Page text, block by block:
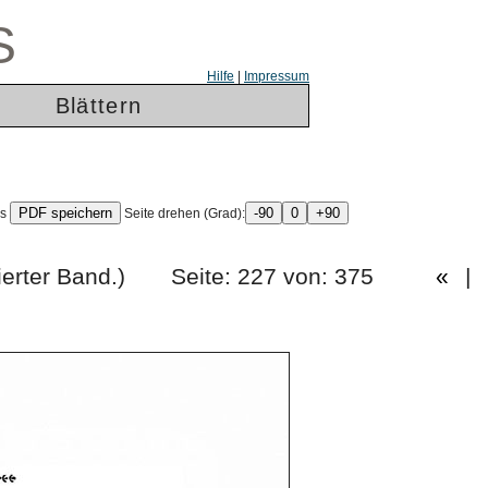
Hilfe Impressum
Blättern
Seite drehen (Grad):
(Vierter Band.) Seite: 227 von: 375 « |